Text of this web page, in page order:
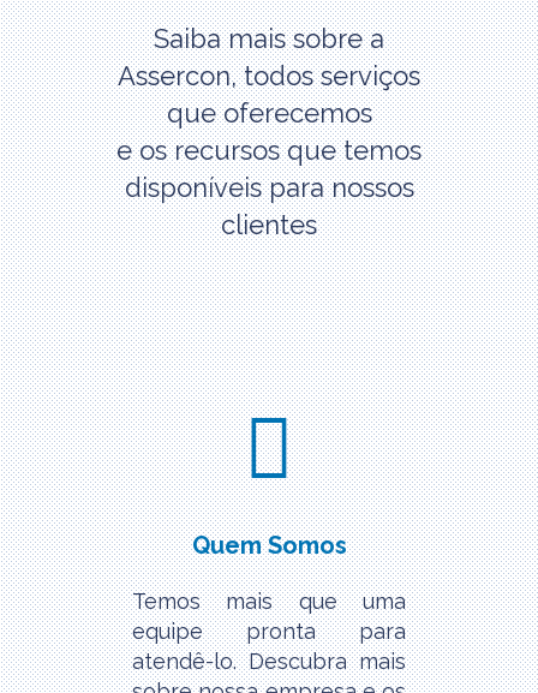
Saiba mais sobre a
Assercon, todos serviços
que oferecemos
e os recursos que temos
disponíveis para nossos
clientes
Quem Somos
Temos mais que uma
equipe pronta para
atendê-lo. Descubra mais